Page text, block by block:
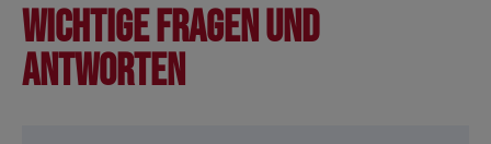
Wichtige Fragen und
Antworten